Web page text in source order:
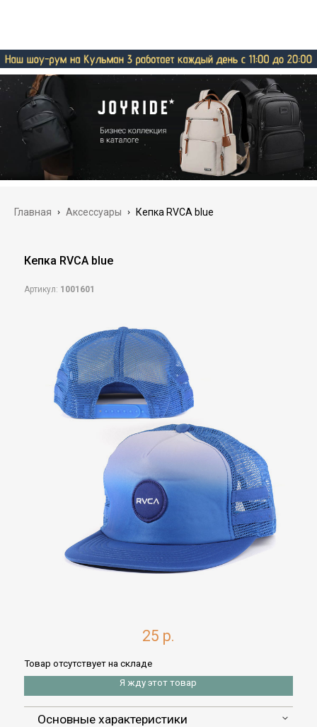
Главная › Аксессуары › Кепка RVCA blue
Кепка RVCA blue
Артикул: 1001601
25 р.
Товар отсутствует на складе
Я жду этот товар
Основные характеристики